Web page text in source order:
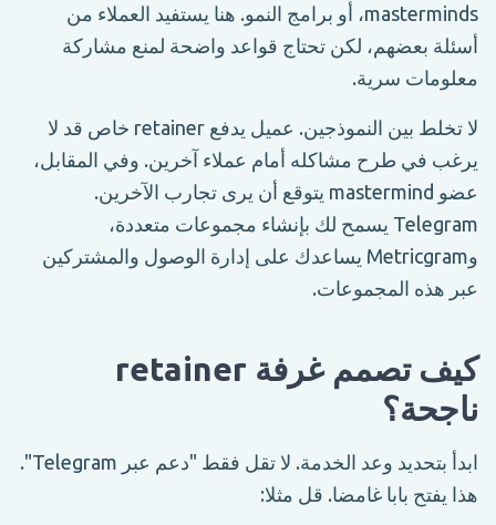
masterminds، أو برامج النمو. هنا يستفيد العملاء من
أسئلة بعضهم، لكن تحتاج قواعد واضحة لمنع مشاركة
معلومات سرية.
لا تخلط بين النموذجين. عميل يدفع retainer خاص قد لا
يرغب في طرح مشاكله أمام عملاء آخرين. وفي المقابل،
عضو mastermind يتوقع أن يرى تجارب الآخرين.
Telegram يسمح لك بإنشاء مجموعات متعددة،
وMetricgram يساعدك على إدارة الوصول والمشتركين
عبر هذه المجموعات.
كيف تصمم غرفة retainer
ناجحة؟
ابدأ بتحديد وعد الخدمة. لا تقل فقط "دعم عبر Telegram".
هذا يفتح بابا غامضا. قل مثلا: